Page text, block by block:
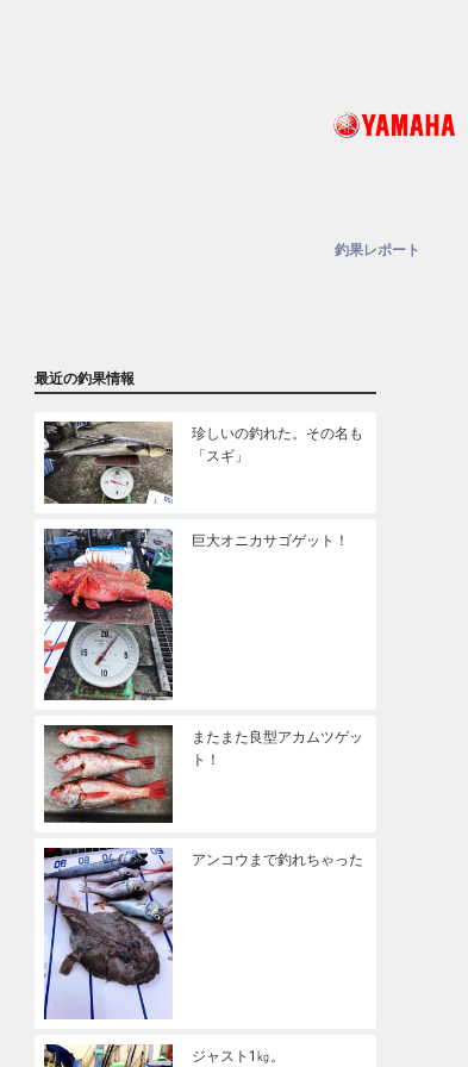
釣果レポート
最近の釣果情報
珍しいの釣れた。その名も
「スギ」
巨大オニカサゴゲット！
またまた良型アカムツゲッ
ト！
アンコウまで釣れちゃった
ジャスト1㎏。